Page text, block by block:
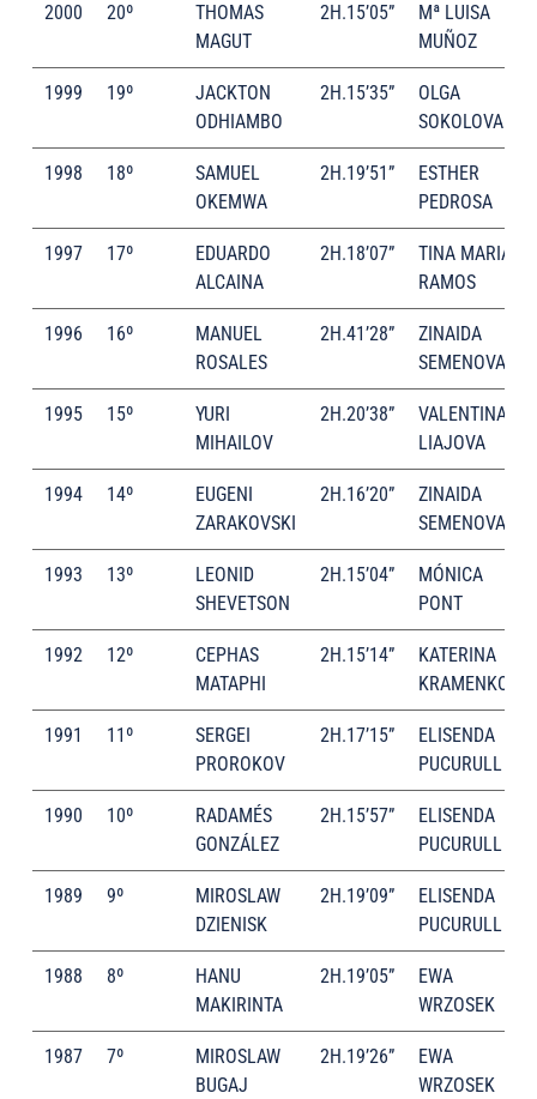
2000 20º
THOMAS
MAGUT
2H.15’05”
Mª LUISA
MUÑOZ
1999 19º
JACKTON
ODHIAMBO
2H.15’35”
OLGA
SOKOLOVA
1998 18º
SAMUEL
OKEMWA
2H.19’51”
ESTHER
PEDROSA
1997 17º
EDUARDO
ALCAINA
2H.18’07”
TINA MARIA
RAMOS
1996 16º
MANUEL
ROSALES
2H.41’28”
ZINAIDA
SEMENOVA
1995 15º
YURI
MIHAILOV
2H.20’38”
VALENTINA
LIAJOVA
1994 14º
EUGENI
ZARAKOVSKI
2H.16’20”
ZINAIDA
SEMENOVA
1993 13º
LEONID
SHEVETSON
2H.15’04”
MÓNICA
PONT
1992 12º
CEPHAS
MATAPHI
2H.15’14”
KATERINA
KRAMENKOVA
1991 11º
SERGEI
PROROKOV
2H.17’15”
ELISENDA
PUCURULL
1990 10º
RADAMÉS
GONZÁLEZ
2H.15’57”
ELISENDA
PUCURULL
1989 9º
MIROSLAW
DZIENISK
2H.19’09”
ELISENDA
PUCURULL
1988 8º
HANU
MAKIRINTA
2H.19’05”
EWA
WRZOSEK
1987 7º
MIROSLAW
BUGAJ
2H.19’26”
EWA
WRZOSEK